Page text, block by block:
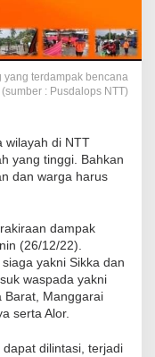
yang terdampak bencana
: Pusdalops NTT)
wilayah di NTT
yang tinggi. Bahkan
dan warga harus
dampak
(26/12/22).
yakni Sikka dan
waspada yakni
Barat, Manggarai
serta Alor.
dilintasi, terjadi